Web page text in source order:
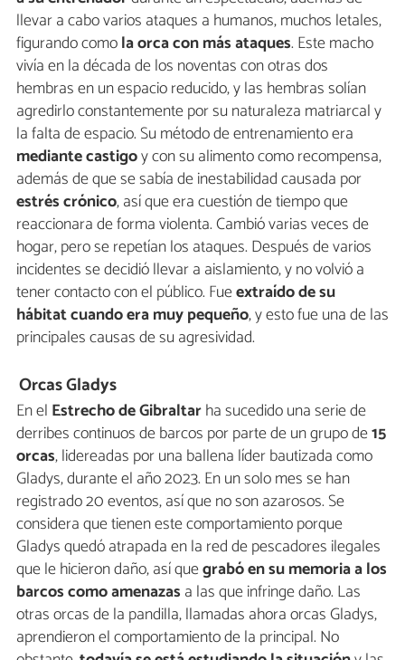
llevar a cabo varios ataques a humanos, muchos letales,
figurando comola orca con más ataques. Este macho
vivía en la década de los noventas con otras dos
hembras en un espacio reducido, y las hembras solían
agredirlo constantemente por su naturaleza matriarcal y
la falta de espacio. Su método de entrenamiento era
mediante castigoy con su alimento como recompensa,
además de que se sabía de inestabilidad causada por
estrés crónico, así que era cuestión de tiempo que
reaccionara de forma violenta. Cambió varias veces de
hogar, pero se repetían los ataques. Después de varios
incidentes se decidió llevar a aislamiento, y no volvió a
tener contacto con el público. Fueextraído de su
hábitat cuando era muy pequeño, y esto fue una de las
principales causas de su agresividad.
Orcas Gladys
En el Estrecho de Gibraltarha sucedido una serie de
derribes continuos de barcos por parte de un grupo de15
orcas, lidereadas por una ballena líder bautizada como
Gladys, durante el año 2023. En un solo mes se han
registrado 20 eventos, así que no son azarosos. Se
considera que tienen este comportamiento porque
Gladys quedó atrapada en la red de pescadores ilegales
que le hicieron daño, así quegrabó en su memoria a los
barcos como amenazas a las que infringe daño. Las
otras orcas de la pandilla, llamadas ahora orcas Gladys,
aprendieron el comportamiento de la principal. No